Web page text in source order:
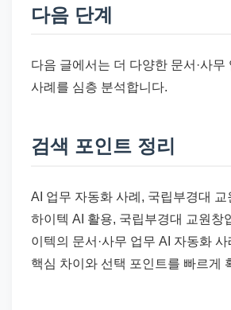
다음 단계
다음 글에서는 더 다양한 문서·사무
사례를 심층 분석합니다.
검색 포인트 정리
AI 업무 자동화 사례, 국립부경대
하이텍 AI 활용, 국립부경대 교원창
이텍의 문서·사무 업무 AI 자동화
핵심 차이와 선택 포인트를 빠르게